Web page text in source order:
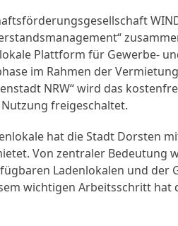
Plattform für Gewerbe-
im Rahmen der
NRW“ wird das
freigeschaltet.
hat die Stadt Dorsten
Von zentraler Bedeutung
Ladenlokalen und der
wichtigen Arbeitsschritt